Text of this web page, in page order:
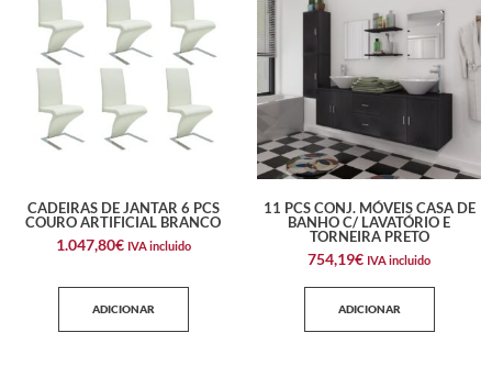
CADEIRAS DE JANTAR 6 PCS
COURO ARTIFICIAL BRANCO
1.047,80€ IVA incluido
ADICIONAR
11 PCS CONJ. MÓVEIS CASA DE
BANHO C/ LAVATÓRIO E
TORNEIRA PRETO
754,19€ IVA incluido
ADICIONAR